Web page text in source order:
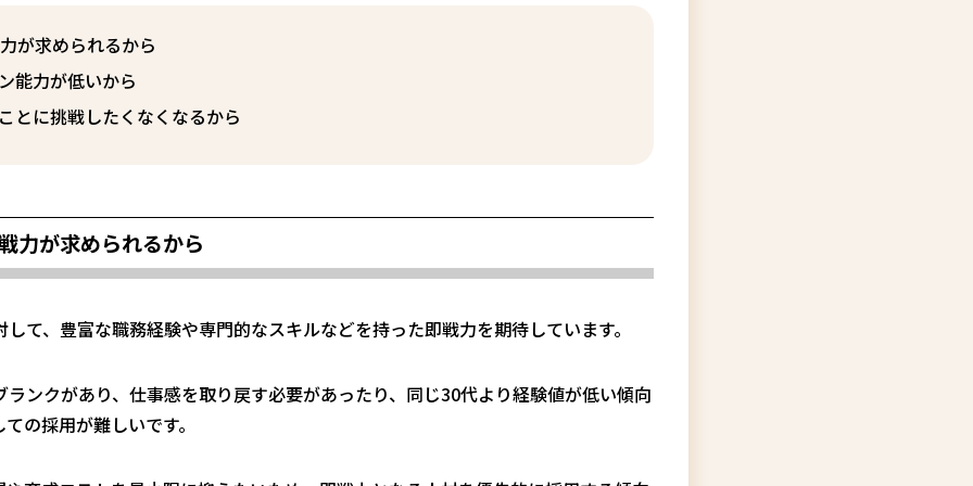
が求められるから
能力が低いから
とに挑戦したくなくなるから
力が求められるから
て、豊富な職務経験や専門的なスキルなどを持った即戦力を期待しています。
ンクがあり、仕事感を取り戻す必要があったり、同じ30代より経験値が低い傾向
の採用が難しいです。